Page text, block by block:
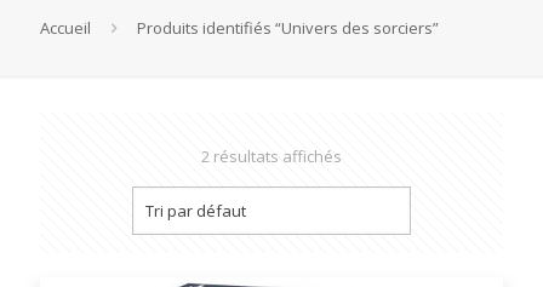
Accueil Produits identifiés “Univers des sorciers”
2 résultats affichés